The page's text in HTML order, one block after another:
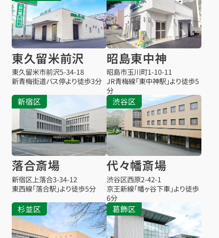
東久留米前沢
東久留米市前沢5-34-18
新青梅街道バス停より徒歩3分
昭島東中神
昭島市玉川町1-10-11
JR青梅線「東中神駅」より徒歩5
分
新宿区
落合斎場
新宿区上落合3-34-12
東西線「落合駅」より徒歩5分
渋谷区
代々幡斎場
渋谷区西原2-42-1
京王新線「幡ヶ谷下車」より徒歩
6分
杉並区 葛飾区